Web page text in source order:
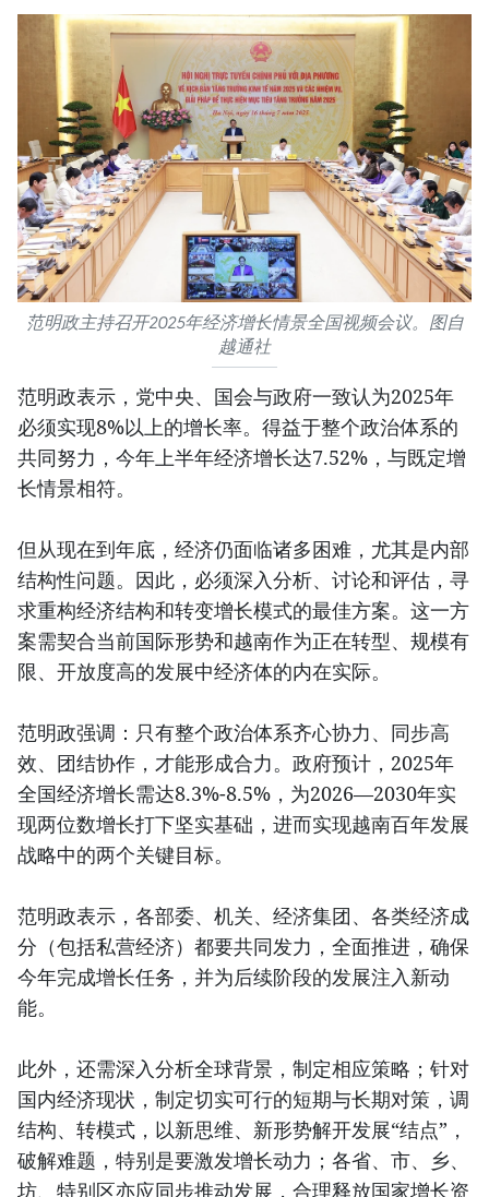
范明政主持召开2025年经济增长情景全国视频会议。图自
越通社
范明政表示，党中央、国会与政府一致认为2025年
必须实现8%以上的增长率。得益于整个政治体系的
共同努力，今年上半年经济增长达7.52%，与既定增
长情景相符。
但从现在到年底，经济仍面临诸多困难，尤其是内部
结构性问题。因此，必须深入分析、讨论和评估，寻
求重构经济结构和转变增长模式的最佳方案。这一方
案需契合当前国际形势和越南作为正在转型、规模有
限、开放度高的发展中经济体的内在实际。
范明政强调：只有整个政治体系齐心协力、同步高
效、团结协作，才能形成合力。政府预计，2025年
全国经济增长需达8.3%-8.5%，为2026—2030年实
现两位数增长打下坚实基础，进而实现越南百年发展
战略中的两个关键目标。
范明政表示，各部委、机关、经济集团、各类经济成
分（包括私营经济）都要共同发力，全面推进，确保
今年完成增长任务，并为后续阶段的发展注入新动
能。
此外，还需深入分析全球背景，制定相应策略；针对
国内经济现状，制定切实可行的短期与长期对策，调
结构、转模式，以新思维、新形势解开发展“结点”，
破解难题，特别是要激发增长动力；各省、市、乡、
坊、特别区亦应同步推动发展，合理释放国家增长资